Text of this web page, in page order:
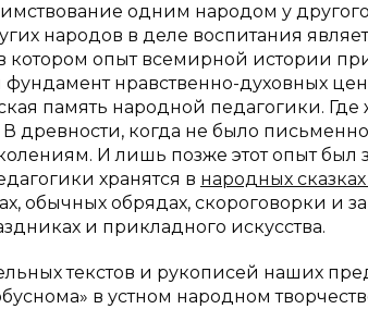
одним народом у
народов в деле воспитания
котором опыт всемирной истории
нравственно-духовных
память народной педагогики.
древности, когда не было
И лишь позже этот опыт был
хранятся в народных
обычных обрядах, скороговорки и
и прикладного искусства.
текстов и рукописей наших
в устном народном